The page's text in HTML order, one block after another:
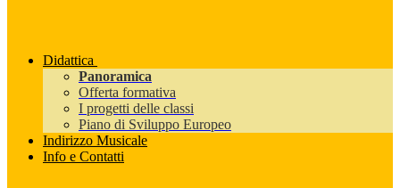
Didattica
Panoramica
Offerta formativa
I progetti delle classi
Piano di Sviluppo Europeo
Indirizzo Musicale
Info e Contatti